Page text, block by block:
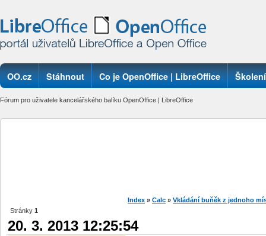
OO.cz Stáhnout Co je OpenOffice | LibreOffice Školení
Fórum pro uživatele kancelářského balíku OpenOffice | LibreOffice
Index » Calc » Vkládání buňěk z jednoho
Stránky 1
20. 3. 2013 12:25:54